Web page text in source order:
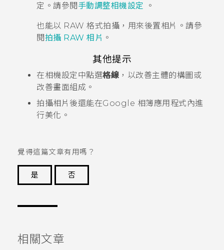
定。請參閱 手動調整相機設定 。
也能以 RAW 格式拍攝，用來後置相片。請參
閱拍攝 RAW 相片 。
其他提示
在相機設定中點選格線 ，以改善主體的構圖或
改善畫面組成。
拍攝相片後還能在Google 相簿應用程式內進
行美化。
覺得這篇文章有用嗎？
是
否
相關文章